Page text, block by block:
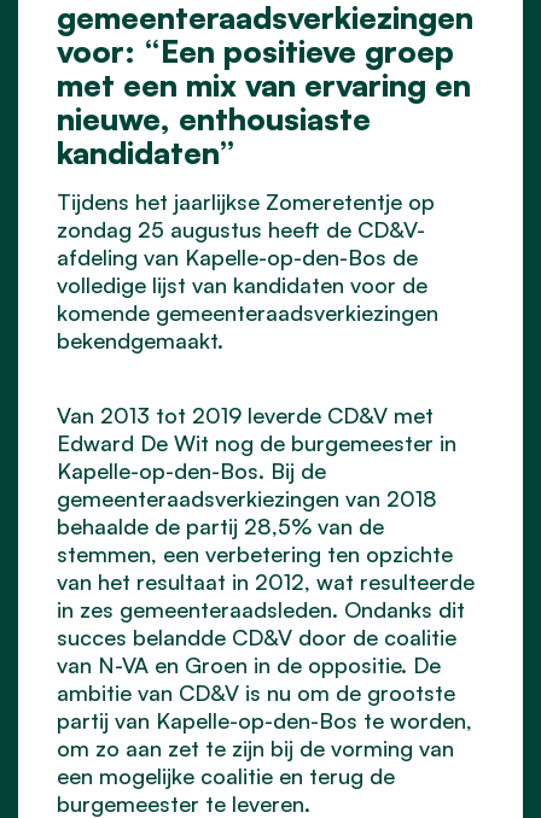
gemeenteraadsverkiezingen
voor: “Een positieve groep
met een mix van ervaring en
nieuwe, enthousiaste
kandidaten”
Tijdens het jaarlijkse Zomeretentje op
zondag 25 augustus heeft de CD&V-
afdeling van Kapelle-op-den-Bos de
volledige lijst van kandidaten voor de
komende gemeenteraadsverkiezingen
bekendgemaakt.
Van 2013 tot 2019 leverde CD&V met
Edward De Wit nog de burgemeester in
Kapelle-op-den-Bos. Bij de
gemeenteraadsverkiezingen van 2018
behaalde de partij 28,5% van de
stemmen, een verbetering ten opzichte
van het resultaat in 2012, wat resulteerde
in zes gemeenteraadsleden. Ondanks dit
succes belandde CD&V door de coalitie
van N-VA en Groen in de oppositie. De
ambitie van CD&V is nu om de grootste
partij van Kapelle-op-den-Bos te worden,
om zo aan zet te zijn bij de vorming van
een mogelijke coalitie en terug de
burgemeester te leveren.